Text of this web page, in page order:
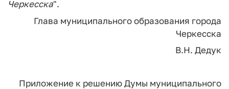
Черкесска".
Глава муниципального образования города
Черкесска
В.Н. Дедук
Приложение к решению Думы муниципального